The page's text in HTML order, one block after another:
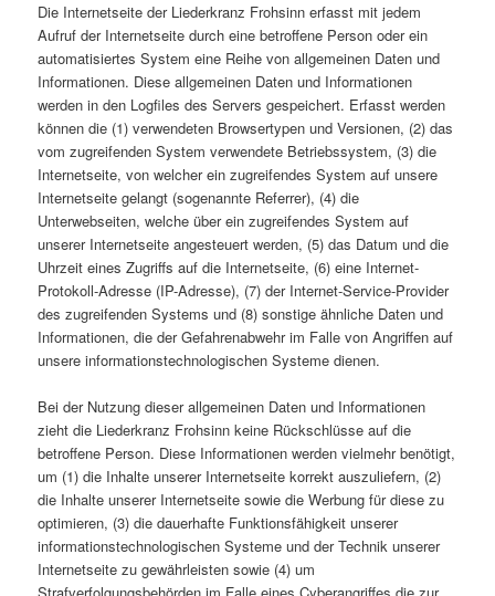
Die Internetseite der Liederkranz Frohsinn erfasst mit jedem
Aufruf der Internetseite durch eine betroffene Person oder ein
automatisiertes System eine Reihe von allgemeinen Daten und
Informationen. Diese allgemeinen Daten und Informationen
werden in den Logfiles des Servers gespeichert. Erfasst werden
können die (1) verwendeten Browsertypen und Versionen, (2) das
vom zugreifenden System verwendete Betriebssystem, (3) die
Internetseite, von welcher ein zugreifendes System auf unsere
Internetseite gelangt (sogenannte Referrer), (4) die
Unterwebseiten, welche über ein zugreifendes System auf
unserer Internetseite angesteuert werden, (5) das Datum und die
Uhrzeit eines Zugriffs auf die Internetseite, (6) eine Internet-
Protokoll-Adresse (IP-Adresse), (7) der Internet-Service-Provider
des zugreifenden Systems und (8) sonstige ähnliche Daten und
Informationen, die der Gefahrenabwehr im Falle von Angriffen auf
unsere informationstechnologischen Systeme dienen.
Bei der Nutzung dieser allgemeinen Daten und Informationen
zieht die Liederkranz Frohsinn keine Rückschlüsse auf die
betroffene Person. Diese Informationen werden vielmehr benötigt,
um (1) die Inhalte unserer Internetseite korrekt auszuliefern, (2)
die Inhalte unserer Internetseite sowie die Werbung für diese zu
optimieren, (3) die dauerhafte Funktionsfähigkeit unserer
informationstechnologischen Systeme und der Technik unserer
Internetseite zu gewährleisten sowie (4) um